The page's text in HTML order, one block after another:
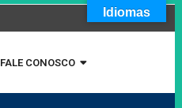
FALE CONOSCO
Idiomas